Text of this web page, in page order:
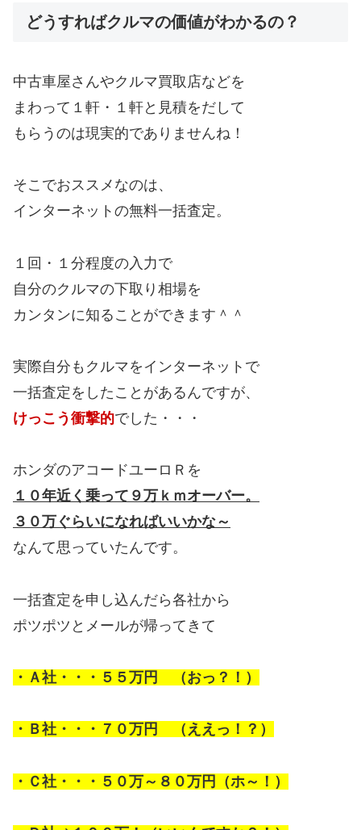
どうすればクルマの価値がわかるの？
中古車屋さんやクルマ買取店などを
まわって１軒・１軒と見積をだして
もらうのは現実的でありませんね！
そこでおススメなのは、
インターネットの無料一括査定。
１回・１分程度の入力で
自分のクルマの下取り相場を
カンタンに知ることができます＾＾
実際自分もクルマをインターネットで
一括査定をしたことがあるんですが、
けっこう衝撃的でした・・・
ホンダのアコードユーロＲを
１０年近く乗って９万ｋｍオーバー。
３０万ぐらいになればいいかな～
なんて思っていたんです。
一括査定を申し込んだら各社から
ポツポツとメールが帰ってきて
・Ａ社・・・５５万円 （おっ？！）
・Ｂ社・・・７０万円 （ええっ！？）
・Ｃ社・・・５０万～８０万円（ホ～！）